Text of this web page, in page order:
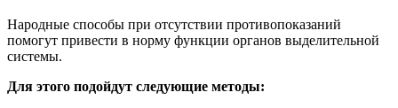
Народные способы при отсутствии противопоказаний
помогут привести в норму функции органов выделительной
системы.
Для этого подойдут следующие методы: